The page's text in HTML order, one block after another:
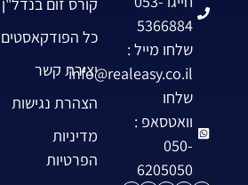
5366884
שלחו מייל :
info@realeasy.co.il
שלחו
וואטסאפ :
050-
6205050
קורס זום בנדל"ן
כל הפודקאסטים
יצירת קשר
הצהרת נגישות
מדיניות
הפרטיות